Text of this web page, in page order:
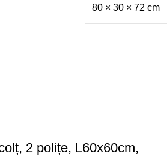
80 × 30 × 72 cm
2 polițe, L60x60cm,